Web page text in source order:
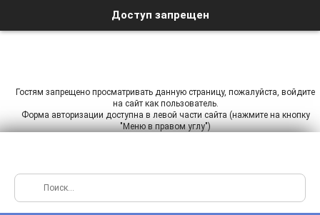
Доступ запрещен
Гостям запрещено просматривать данную страницу, пожалуйста, войдите
на сайт как пользователь.
Форма авторизации доступна в левой части сайта (нажмите на кнопку
"Меню в правом углу")